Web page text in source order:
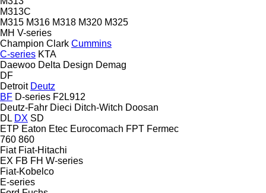
M313C
M315 M316 M318 M320 M325
MH V-series
Champion Clark Cummins
C-series KTA
Daewoo Delta Design Demag
DF
Detroit Deutz
BF D-series F2L912
Deutz-Fahr Dieci Ditch-Witch Doosan
DL DX SD
ETP Eaton Etec Eurocomach FPT Fermec
760 860
Fiat Fiat-Hitachi
EX FB FH W-series
Fiat-Kobelco
E-series